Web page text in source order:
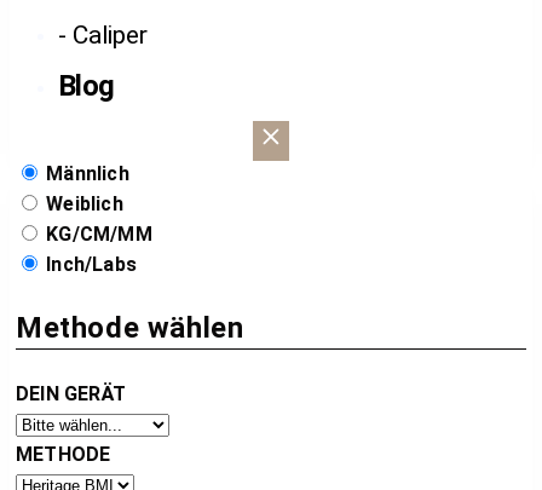
- Caliper
Blog
Männlich
Weiblich
KG/CM/MM
Inch/Labs
Methode wählen
DEIN GERÄT
METHODE